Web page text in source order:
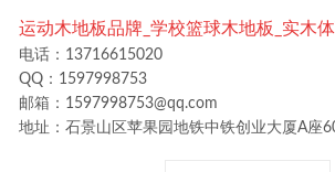
运动木地板品牌_学校篮球木地板_实木
电话：13716615020
QQ：1597998753
邮箱：1597998753@qq.com
地址：石景山区苹果园地铁中铁创业大厦A座